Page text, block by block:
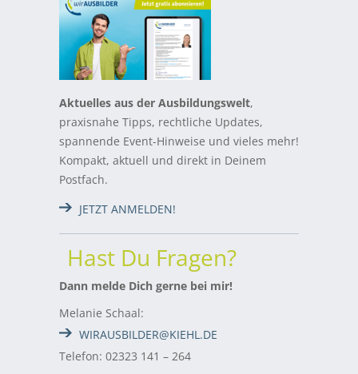
Aktuelles aus der Ausbildungswelt,
praxisnahe Tipps, rechtliche Updates,
spannende Event-Hinweise und vieles mehr!
Kompakt, aktuell und direkt in Deinem
Postfach.
JETZT ANMELDEN!
Hast Du Fragen?
Dann melde Dich gerne bei mir!
Melanie Schaal:
WIRAUSBILDER@KIEHL.DE
Telefon: 02323 141 – 264